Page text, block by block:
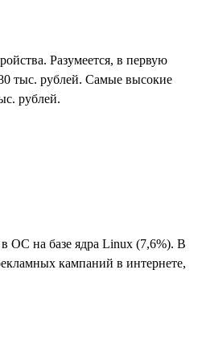
Разумеется, в первую
тыс. рублей. Самые высокие
рублей.
в ОС на базе ядра Linux (7,6%). В
кампаний в интернете,